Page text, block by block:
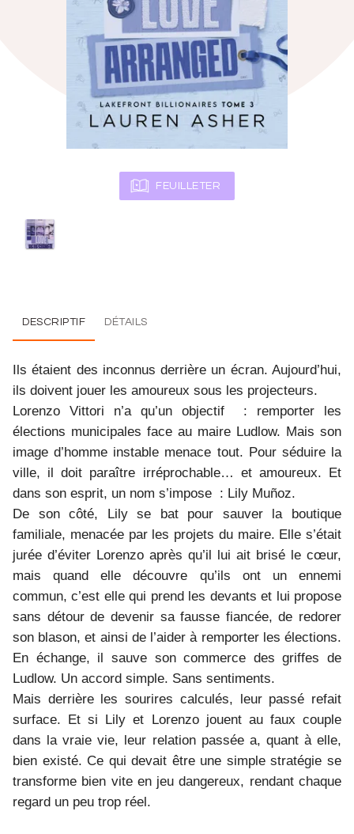
FEUILLETER
DESCRIPTIF DÉTAILS
Ils étaient des inconnus derrière un écran. Aujourd’hui,
ils doivent jouer les amoureux sous les projecteurs.
Lorenzo Vittori n’a qu’un objectif : remporter les
élections municipales face au maire Ludlow. Mais son
image d’homme instable menace tout. Pour séduire la
ville, il doit paraître irréprochable… et amoureux. Et
dans son esprit, un nom s’impose : Lily Muñoz.
De son côté, Lily se bat pour sauver la boutique
familiale, menacée par les projets du maire. Elle s’était
jurée d’éviter Lorenzo après qu’il lui ait brisé le cœur,
mais quand elle découvre qu’ils ont un ennemi
commun, c’est elle qui prend les devants et lui propose
sans détour de devenir sa fausse fiancée, de redorer
son blason, et ainsi de l’aider à remporter les élections.
En échange, il sauve son commerce des griffes de
Ludlow. Un accord simple. Sans sentiments.
Mais derrière les sourires calculés, leur passé refait
surface. Et si Lily et Lorenzo jouent au faux couple
dans la vraie vie, leur relation passée a, quant à elle,
bien existé. Ce qui devait être une simple stratégie se
transforme bien vite en jeu dangereux, rendant chaque
regard un peu trop réel.